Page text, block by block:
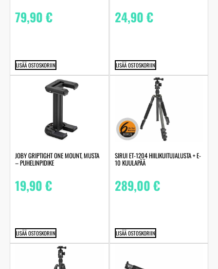
79,90€
LISÄÄ OSTOSKORIIN
24,90€
LISÄÄ OSTOSKORIIN
JOBY GRIPTIGHT ONE MOUNT, MUSTA
– PUHELINPIDIKE
19,90€
LISÄÄ OSTOSKORIIN
SIRUI ET-1204 HIILIKUITUJALUSTA + E-
10 KUULAPÄÄ
289,00€
LISÄÄ OSTOSKORIIN